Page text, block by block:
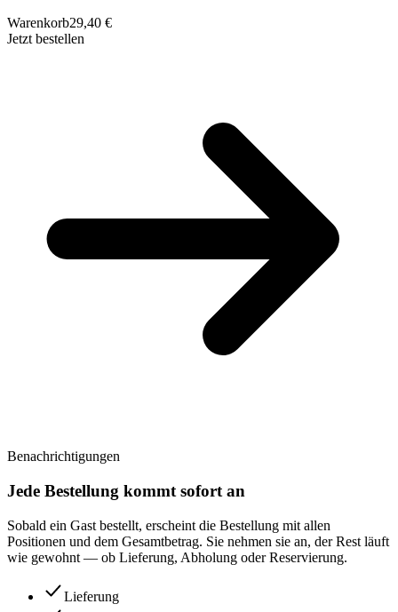
Warenkorb29,40 €
Jetzt bestellen
Benachrichtigungen
Jede Bestellung kommt sofort an
Sobald ein Gast bestellt, erscheint die Bestellung mit allen
Positionen und dem Gesamtbetrag. Sie nehmen sie an, der Rest läuft
wie gewohnt — ob Lieferung, Abholung oder Reservierung.
Lieferung